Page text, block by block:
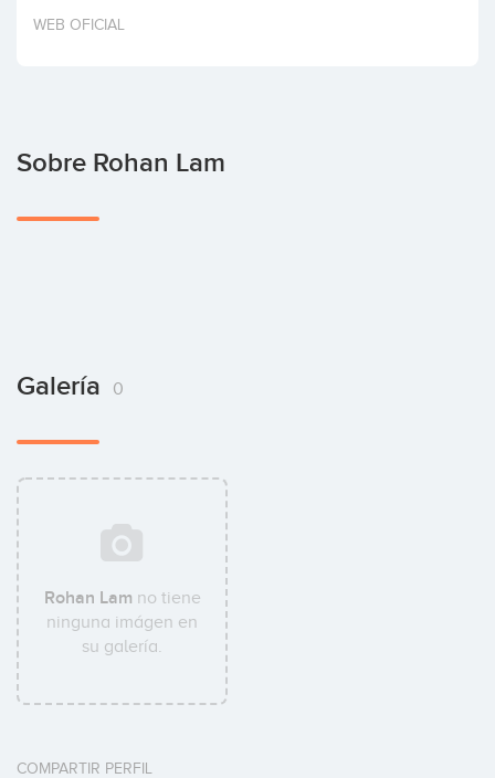
Invertir
WEB OFICIAL
Sobre Rohan Lam
Galería 0
Rohan Lam no tiene
ninguna imágen en
su galería.
COMPARTIR PERFIL